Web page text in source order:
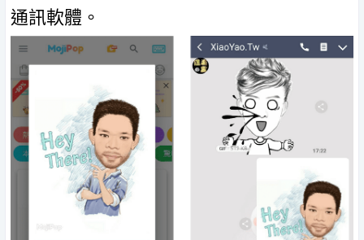
通訊軟體。